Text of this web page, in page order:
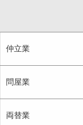
仲立業
問屋業
両替業